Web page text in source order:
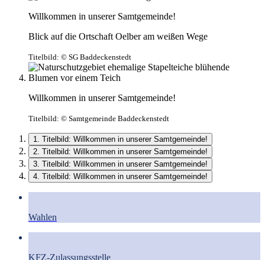
Willkommen in unserer Samtgemeinde!
Blick auf die Ortschaft Oelber am weißen Wege
Titelbild: © SG Baddeckenstedt
Willkommen in unserer Samtgemeinde!
Titelbild: © Samtgemeinde Baddeckenstedt
1. Titelbild: Willkommen in unserer Samtgemeinde!
2. Titelbild: Willkommen in unserer Samtgemeinde!
3. Titelbild: Willkommen in unserer Samtgemeinde!
4. Titelbild: Willkommen in unserer Samtgemeinde!
Wahlen
KFZ-Zulassungsstelle